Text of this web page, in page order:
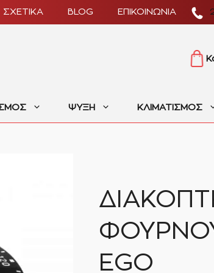
ΣΧΕΤΙΚΑ BLOG ΕΠΙΚΟΙΝΩΝΙΑ
ΨΥΞΗ ΚΛΙΜΑΤΙΣΜΟΣ
EGO